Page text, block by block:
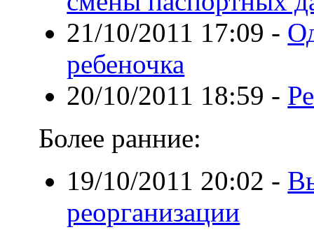
21/10/2011 17:09 -
ребеночка
20/10/2011 18:59 -
Более ранние:
19/10/2011 20:02 -
реорганизации